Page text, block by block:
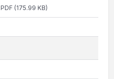
PDF (175.99 KB)